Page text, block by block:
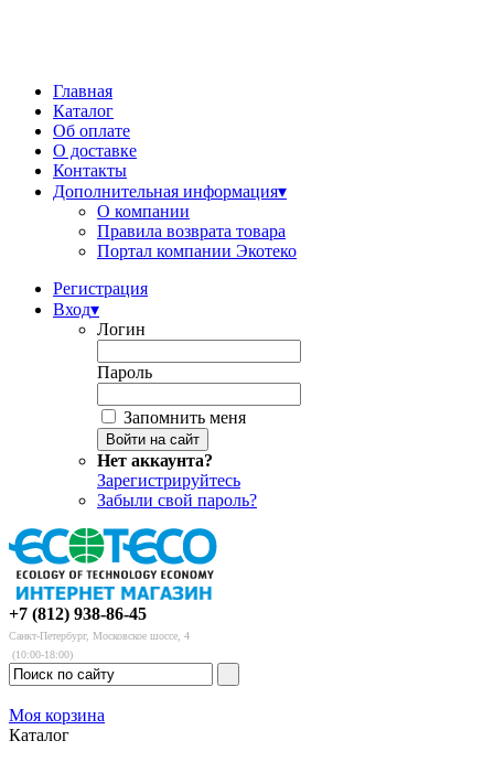
Главная
Каталог
Об оплате
О доставке
Контакты
Дополнительная информация▾
О компании
Правила возврата товара
Портал компании Экотеко
Регистрация
Вход▾
Логин
Пароль
Запомнить меня
Нет аккаунта?
Зарегистрируйтесь
Забыли свой пароль?
+7 (812) 938-86-45
Санкт-Петербург, Московское шоссе, 4
(10:00-18:00)
Моя корзина
Каталог